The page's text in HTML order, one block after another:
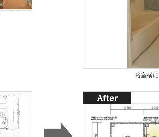
浴室横